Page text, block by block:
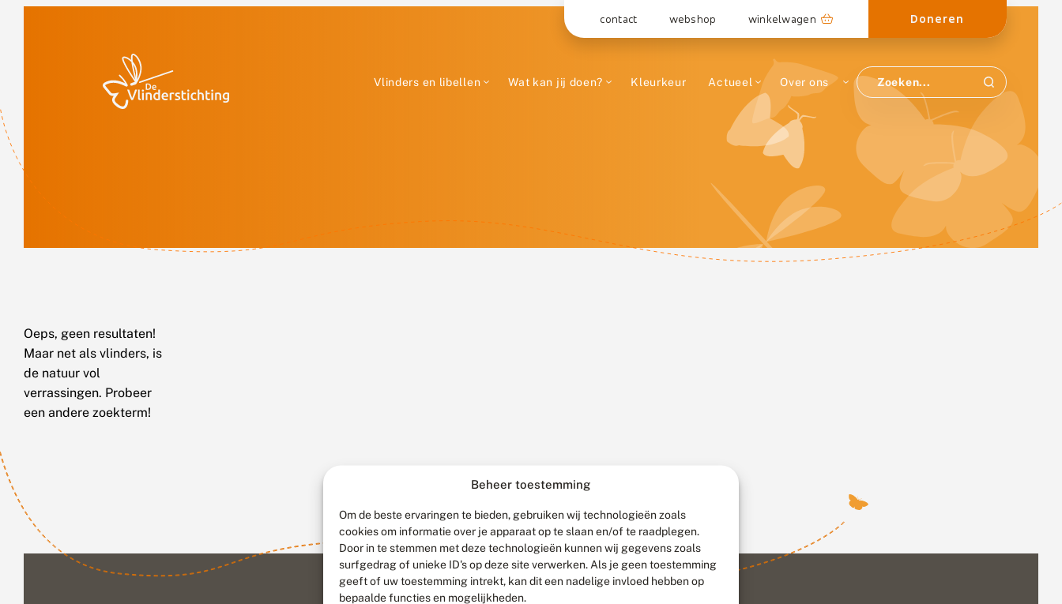
Beheer toestemming
Om de beste ervaringen te bieden, gebruiken wij technologieën zoals
cookies om informatie over je apparaat op te slaan en/of te raadplegen.
Door in te stemmen met deze technologieën kunnen wij gegevens zoals
surfgedrag of unieke ID's op deze site verwerken. Als je geen toestemming
geeft of uw toestemming intrekt, kan dit een nadelige invloed hebben op
bepaalde functies en mogelijkheden.
contact webshop winkelwagen Doneren
Vlinders en libellen Wat kan jij doen? Kleurkeur Actueel Over ons
Oeps, geen resultaten!
Maar net als vlinders, is
de natuur vol
verrassingen. Probeer
een andere zoekterm!